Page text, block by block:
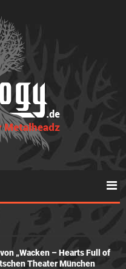
„Wacken – Hearts Full of
Theater München